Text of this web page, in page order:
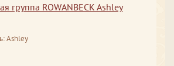
группа ROWANBECK Ashley
Ashley